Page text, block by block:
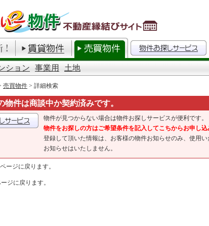
ション 事業用 土地
売買物件 > 詳細検索
物件は商談中か契約済みです。
物件が見つからない場合は物件お探しサービスが便利です。
物件をお探しの方はご希望条件を記入してこちからお申し込
登録して頂いた情報は、お客様の物件お知らせのみ、使用
お知らせはいたしません。
ージに戻ります。
ジに戻ります。